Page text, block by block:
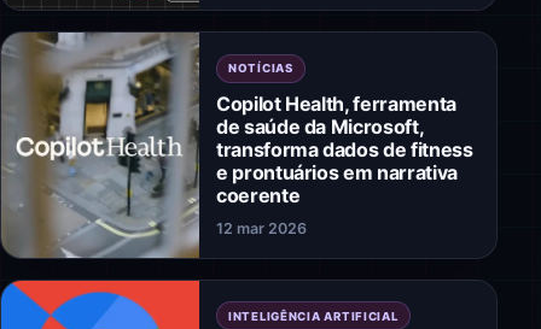
NOTÍCIAS
Copilot Health, ferramenta
de saúde da Microsoft,
transforma dados de fitness
e prontuários em narrativa
coerente
12 mar 2026
INTELIGÊNCIA ARTIFICIAL